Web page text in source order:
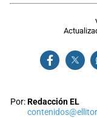
Por:Redacción EL